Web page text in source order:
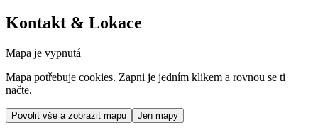
Kontakt & Lokace
Mapa je vypnutá
Mapa potřebuje cookies. Zapni je jedním klikem a rovnou se ti
načte.
Povolit vše a zobrazit mapu Jen mapy